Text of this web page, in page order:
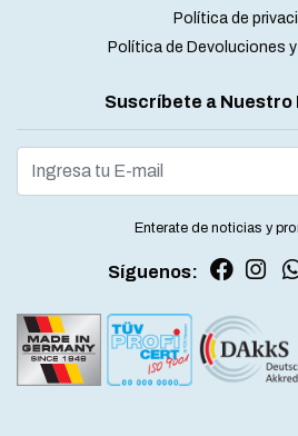
Política de
Política de Devoluciones
Suscríbete a
Enterate de noticias y
Síguenos: